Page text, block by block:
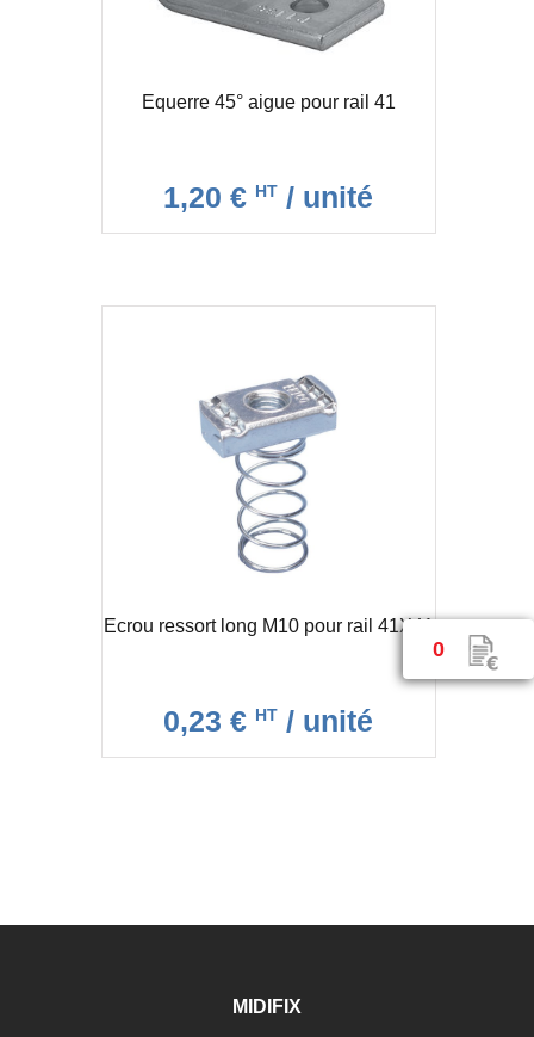
0
Equerre 45° aigue pour rail 41
1,20 € HT / unité
Ecrou ressort long M10 pour rail 41X41
0,23 € HT / unité
MIDIFIX